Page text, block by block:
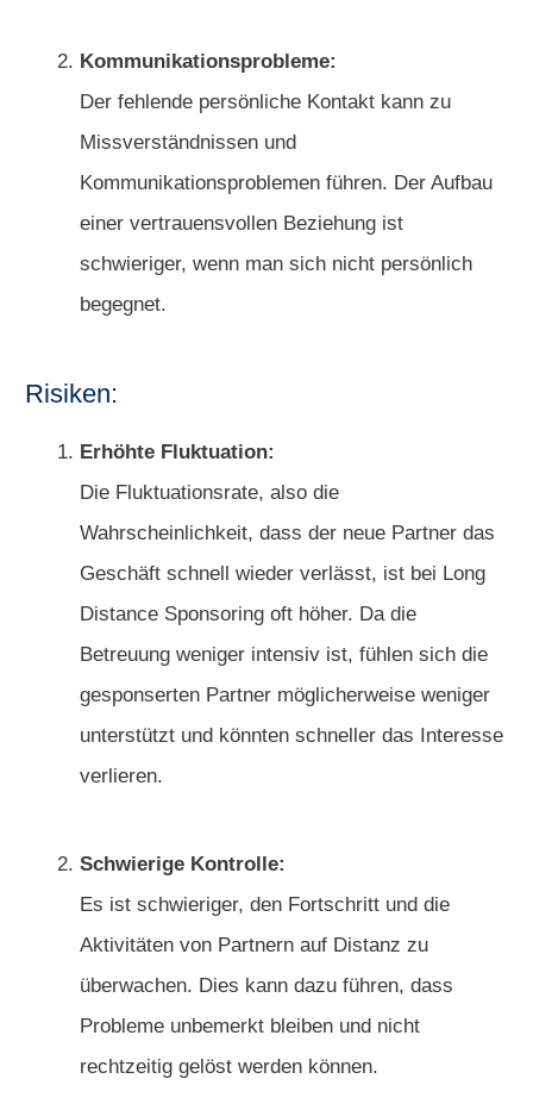
Kommunikationsprobleme:
Der fehlende persönliche Kontakt kann zu
Missverständnissen und
Kommunikationsproblemen führen. Der Aufbau
einer vertrauensvollen Beziehung ist
schwieriger, wenn man sich nicht persönlich
begegnet.
Risiken:
Erhöhte Fluktuation:
Die Fluktuationsrate, also die
Wahrscheinlichkeit, dass der neue Partner das
Geschäft schnell wieder verlässt, ist bei Long
Distance Sponsoring oft höher. Da die
Betreuung weniger intensiv ist, fühlen sich die
gesponserten Partner möglicherweise weniger
unterstützt und könnten schneller das Interesse
verlieren.
Schwierige Kontrolle:
Es ist schwieriger, den Fortschritt und die
Aktivitäten von Partnern auf Distanz zu
überwachen. Dies kann dazu führen, dass
Probleme unbemerkt bleiben und nicht
rechtzeitig gelöst werden können.